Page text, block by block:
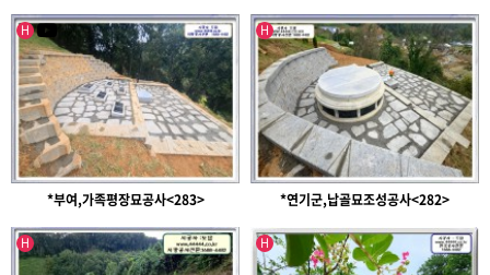
H
인기글
유투브영상
*부여,가족평장묘공사<283>
H
인기글
*연기군,납골묘조성공사<282>
H
인기글
H
인기글